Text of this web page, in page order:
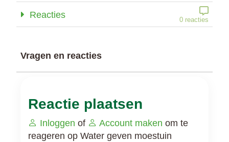
Reacties 0 reacties
Vragen en reacties
Reactie plaatsen
Inloggen of Account maken om te
reageren op Water geven moestuin